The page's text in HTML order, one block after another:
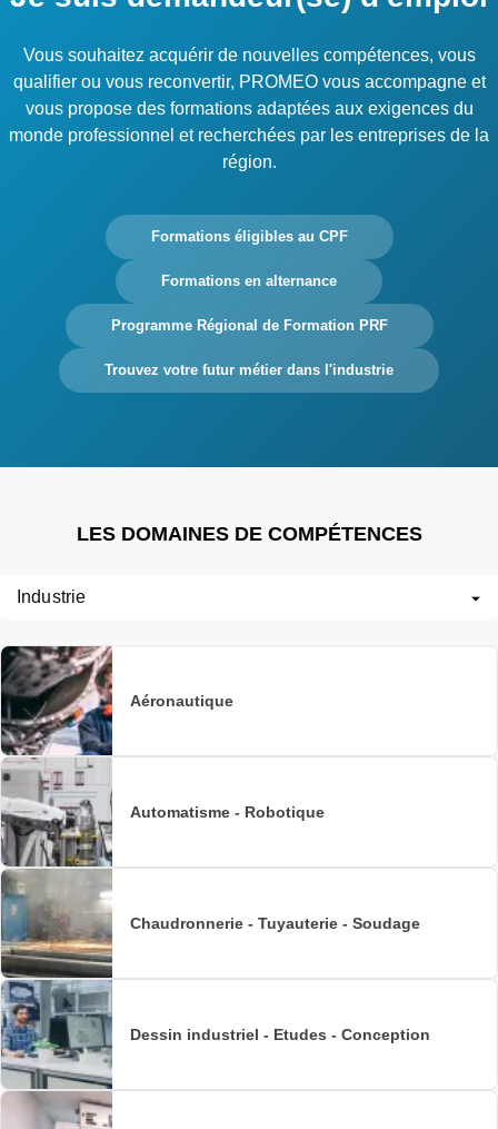
Vous souhaitez acquérir de nouvelles compétences, vous
qualifier ou vous reconvertir, PROMEO vous accompagne et
vous propose des formations adaptées aux exigences du
monde professionnel et recherchées par les entreprises de la
région.
Formations éligibles au CPF
Formations en alternance
Programme Régional de Formation PRF
Trouvez votre futur métier dans l'industrie
LES DOMAINES DE COMPÉTENCES
Industrie
Aéronautique
Automatisme - Robotique
Chaudronnerie - Tuyauterie - Soudage
Dessin industriel - Etudes - Conception